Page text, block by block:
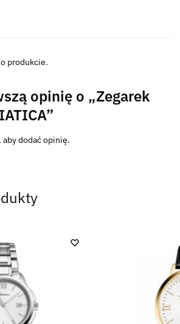
produkcie.
opinię o „Zegarek
, aby dodać opinię.